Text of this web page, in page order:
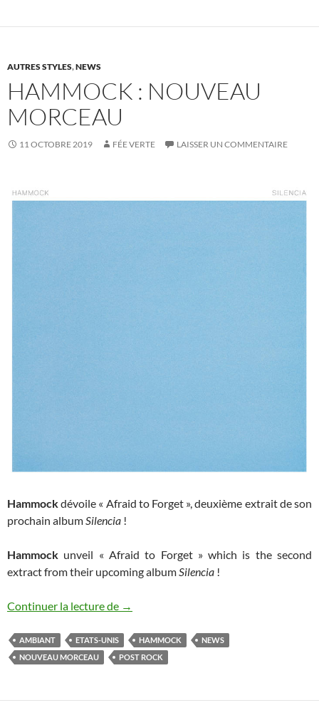
AUTRES STYLES,NEWS
HAMMOCK : NOUVEAU
MORCEAU
11 OCTOBRE 2019 FÉE VERTE LAISSER UN COMMENTAIRE
Hammockdévoile « Afraid to Forget », deuxième extrait de son
prochain albumSilencia !
Hammock unveil « Afraid to Forget » which is the second
extract from their upcoming albumSilencia !
Continuer la lecture de Hammock : nouveau morceau
→
AMBIANT ETATS-UNIS HAMMOCK
NEWS
NOUVEAU MORCEAU
POST ROCK